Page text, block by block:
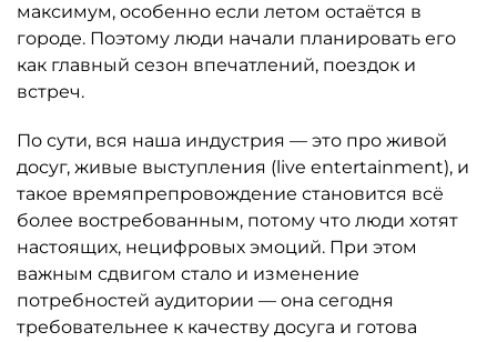
максимум, особенно если летом остаётся в
городе. Поэтому люди начали планировать его
как главный сезон впечатлений, поездок и
встреч.
По сути, вся наша индустрия — это про живой
досуг, живые выступления (live entertainment), и
такое времяпрепровождение становится всё
более востребованным, потому что люди хотят
настоящих, нецифровых эмоций. При этом
важным сдвигом стало и изменение
потребностей аудитории — она сегодня
требовательнее к качеству досуга и готова